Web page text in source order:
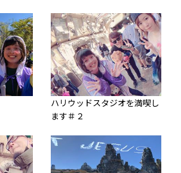
ハリウッドスタジオを満喫し
ます＃２